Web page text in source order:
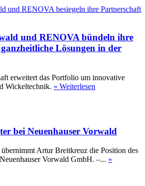
und RENOVA bündeln ihre
Lösungen in der
erweitert das Portfolio um innovative
Wickeltechnik. » Weiterlesen
bei Neuenhauser Vorwald
Artur Breitkreuz die Position des
Vorwald GmbH. –... »